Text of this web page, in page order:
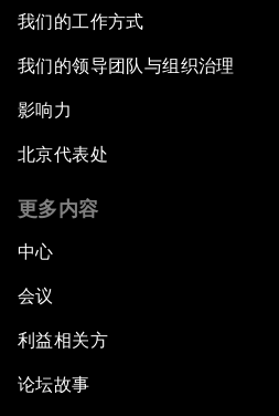
我们的工作方式
我们的领导团队与组织治理
影响力
北京代表处
更多内容
中心
会议
利益相关方
论坛故事